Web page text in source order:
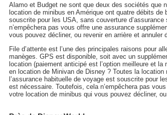
Alamo et Budget ne sont que deux des sociétés que
location de minibus en Amérique ont quatre débits
souscrite pour les USA, sans couverture
n’empêchera pas vous offre une assurance
vous pouvez décliner, ou revenir en arrière et annuler
File d’attente est l’une des principales raisons pour
manèges. GPS est disponible, soit avec un
location (paiement anticipé est l’option meilleure et
en location de Minivan de Disney ? Toutes la
l’assurance habituelle de voyage est souscrite pour
est nécessaire. Toutefois, cela n’empêchera pas
votre location de minibus qui vous pouvez décliner,